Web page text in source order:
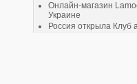
Онлайн-магазин
Украине
Россия открыла Клуб